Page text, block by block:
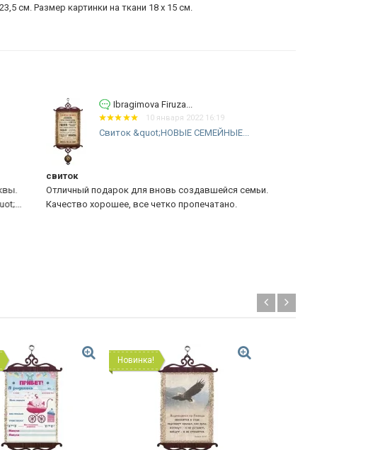
см. Размер картинки на ткани 18 х 15 см.
Ibragimova Firuza...
10 января 2022 16:19
Свиток &quot;НОВЫЕ СЕМЕЙНЫЕ...
свиток
Отличный подарок для вновь создавшейся семьи.
Качество хорошее, все четко пропечатано.
Новинка!